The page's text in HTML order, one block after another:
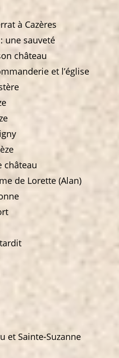
à Cazères
une sauveté
château
et l’église
château
de Lorette (Alan)
et Sainte-Suzanne